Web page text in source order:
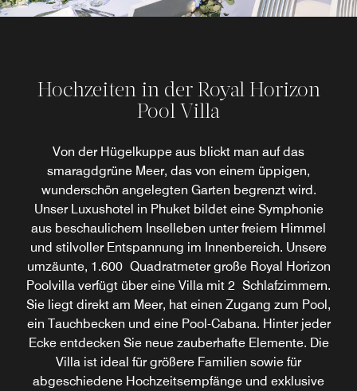
Hochzeiten in der Royal Horizon
Pool Villa
Von der Hügelkuppe aus blickt man auf das
smaragdgrüne Meer, das von einem üppigen,
wunderschön angelegten Garten begrenzt wird.
Unser Luxushotel in Phuket bildet eine Symphonie
aus beschaulichem Inselleben unter freiem Himmel
und stilvoller Entspannung im Innenbereich. Unsere
umzäunte, 1.600 Quadratmeter große Royal Horizon
Poolvilla verfügt über eine Villa mit 2 Schlafzimmern.
Sie liegt direkt am Meer, hat einen Zugang zum Pool,
ein Tauchbecken und eine Pool-Cabana. Hinter jeder
Ecke entdecken Sie neue zauberhafte Elemente. Die
Villa ist ideal für größere Familien sowie für
abgeschiedene Hochzeitsempfänge und exklusive